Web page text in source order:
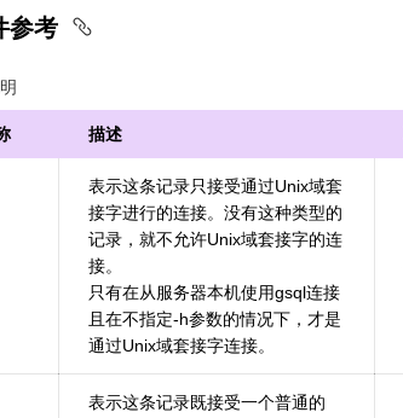
参考
描述
表示这条记录只接受通过Unix域套
接字进行的连接。没有这种类型的
记录，就不允许Unix域套接字的连
接。
只有在从服务器本机使用gsql连接
且在不指定-h参数的情况下，才是
通过Unix域套接字连接。
表示这条记录既接受一个普通的